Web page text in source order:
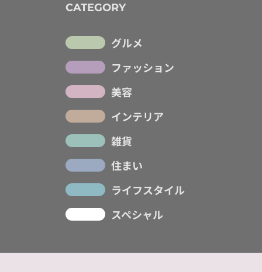
CATEGORY
グルメ
ファッション
美容
インテリア
雑貨
住まい
ライフスタイル
スペシャル